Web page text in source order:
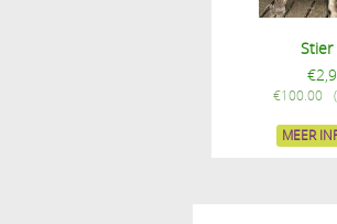
€
€100.00
MEER